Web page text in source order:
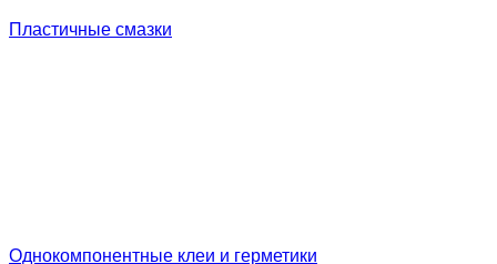
Пластичные смазки
Однокомпонентные клеи и герметики